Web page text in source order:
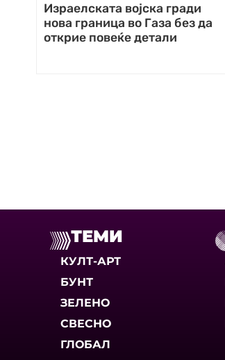
Израелската војска гради
нова граница во Газа без да
открие повеќе детали
ТЕМИ
КУЛТ-АРТ
БУНТ
ЗЕЛЕНО
СВЕСНО
ГЛОБАЛ